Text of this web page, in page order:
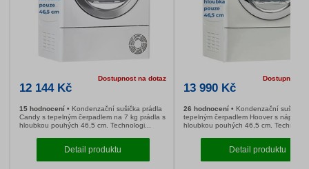
11 990 Kč
Dostupnost na dotaz
12 203 Kč